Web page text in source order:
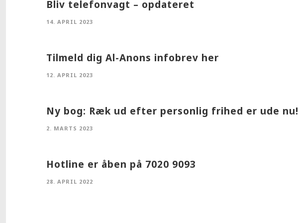
Bliv telefonvagt – opdateret
14. APRIL 2023
Tilmeld dig Al-Anons infobrev her
12. APRIL 2023
Ny bog: Ræk ud efter personlig frihed er ude nu!
2. MARTS 2023
Hotline er åben på 7020 9093
28. APRIL 2022